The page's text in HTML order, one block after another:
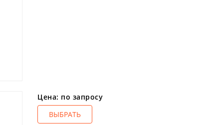
Цена: по запросу
ВЫБРАТЬ